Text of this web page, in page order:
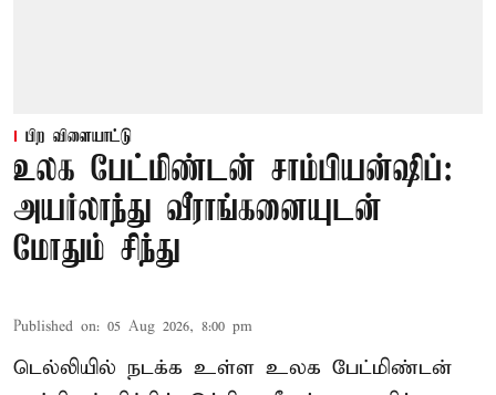
பிற விளையாட்டு
உலக பேட்மிண்டன் சாம்பியன்ஷிப்:
அயர்லாந்து வீராங்கனையுடன்
மோதும் சிந்து
Published on: 05 Aug 2026, 8:00 pm
டெல்லியில் நடக்க உள்ள உலக பேட்மிண்டன்